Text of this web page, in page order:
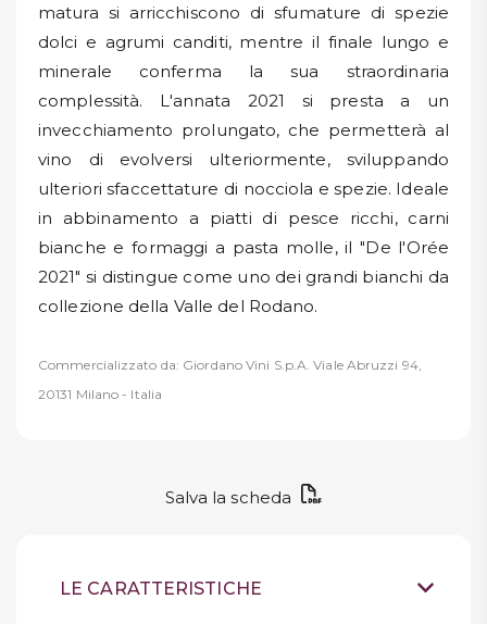
matura si arricchiscono di sfumature di spezie
dolci e agrumi canditi, mentre il finale lungo e
minerale conferma la sua straordinaria
complessità. L'annata 2021 si presta a un
invecchiamento prolungato, che permetterà al
vino di evolversi ulteriormente, sviluppando
ulteriori sfaccettature di nocciola e spezie. Ideale
in abbinamento a piatti di pesce ricchi, carni
bianche e formaggi a pasta molle, il "De l'Orée
2021" si distingue come uno dei grandi bianchi da
collezione della Valle del Rodano.
Commercializzato da: Giordano Vini S.p.A. Viale Abruzzi 94,
20131 Milano - Italia
Salva la scheda
LE CARATTERISTICHE